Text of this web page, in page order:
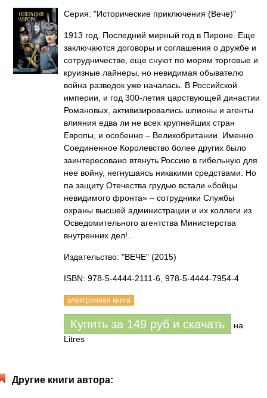
Серия: "Исторические приключения (Вече)"
1913 год. Последний мирный год в Пироне. Еще
заключаются договоры и соглашения о дружбе и
сотрудничестве, еще снуют по морям торговые и
круизные лайнеры, но невидимая обывателю
война разведок уже началась. В Российской
империи, и год 300-летия царствующей династии
Романовых, активизировались шпионы и агенты
влияния едва ли не всех крупнейших стран
Европы, и особенно – Великобритании. Именно
Соединенное Королевство более других было
заинтересовано втянуть Россию в гибельную для
нее войну, негнушаясь никакими средствами. Но
па защиту Отечества грудью встали «бойцы
невидимого фронта» – сотрудники Службы
охраны высшей администрации и их коллеги из
Осведомительного агентства Министерства
внутренних дел!..
Издательство: "ВЕЧЕ" (2015)
ISBN: 978-5-4444-2111-6, 978-5-4444-7954-4
электронная книга
Купить за 149 руб и скачать
на
Litres
Другие книги автора: